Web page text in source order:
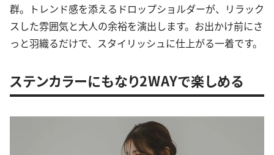
群。トレンド感を添えるドロップショルダーが、リラック
スした雰囲気と大人の余裕を演出します。お出かけ前にさ
っと羽織るだけで、スタイリッシュに仕上がる一着です。
ステンカラーにもなり2WAYで楽しめる